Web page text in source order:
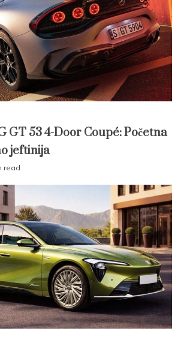
GT 53 4-Door Coupé: Početna
jeftinija
read